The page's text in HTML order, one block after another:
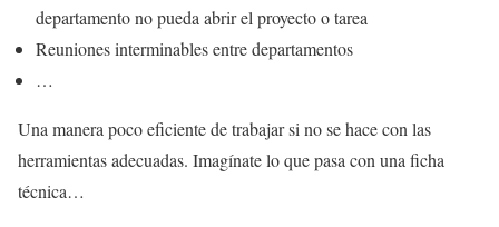
departamento no pueda abrir el proyecto o tarea
Reuniones interminables entre departamentos
…
Una manera poco eficiente de trabajar si no se hace con las
herramientas adecuadas. Imagínate lo que pasa con una ficha
técnica…